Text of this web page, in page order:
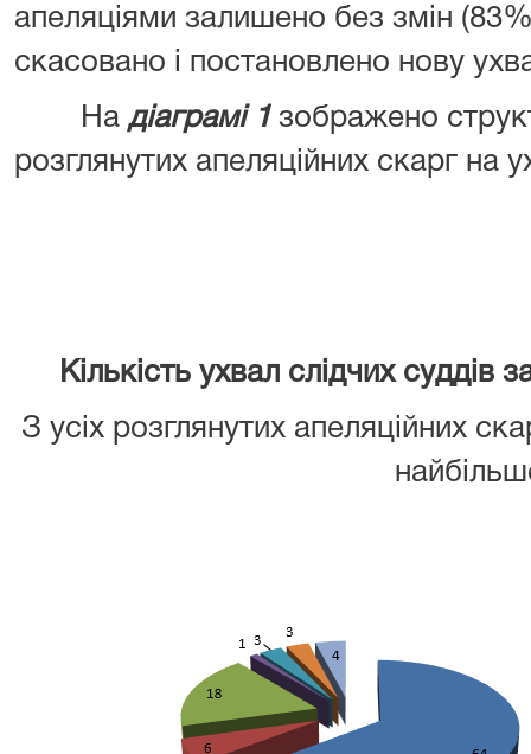
апеляціями залишено без змін
скасовано і постановлено нову
На діаграмі 1зображено
розглянутих апеляційних скарг на
Кількість ухвал слідчих суддів
З усіх розглянутих апеляційних